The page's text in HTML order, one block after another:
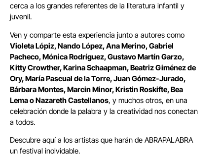
cerca a los grandes referentes de la literatura infantil y
juvenil.
Ven y comparte esta experiencia junto a autores como
Violeta Lópiz, Nando López, Ana Merino, Gabriel
Pacheco, Mónica Rodríguez, Gustavo Martín Garzo,
Kitty Crowther, Karina Schaapman, Beatriz Giménez de
Ory, María Pascual de la Torre, Juan Gómez-Jurado,
Bárbara Montes, Marcin Minor, Kristin Roskifte, Bea
Lema o Nazareth Castellanos, y muchos otros, en una
celebración donde la palabra y la creatividad nos conectan
a todos.
Descubre aquí a los artistas que harán de ABRAPALABRA
un festival inolvidable.